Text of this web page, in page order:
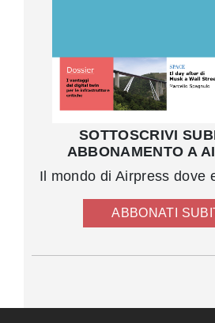
SOTTOSCRIVI
ABBONAMENTO A
Il mondo di Airpress dove
ABBONATI